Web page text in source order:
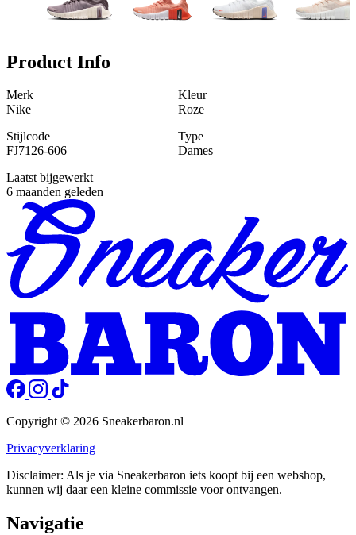
Product Info
Merk
Nike
Kleur
Roze
Stijlcode
FJ7126-606
Type
Dames
Laatst bijgewerkt
6 maanden geleden
Copyright © 2026 Sneakerbaron.nl
Privacyverklaring
Disclaimer: Als je via Sneakerbaron iets koopt bij een webshop,
kunnen wij daar een kleine commissie voor ontvangen.
Navigatie